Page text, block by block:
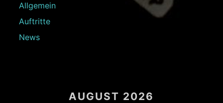
Allgemein
Auftritte
News
AUGUST 2026